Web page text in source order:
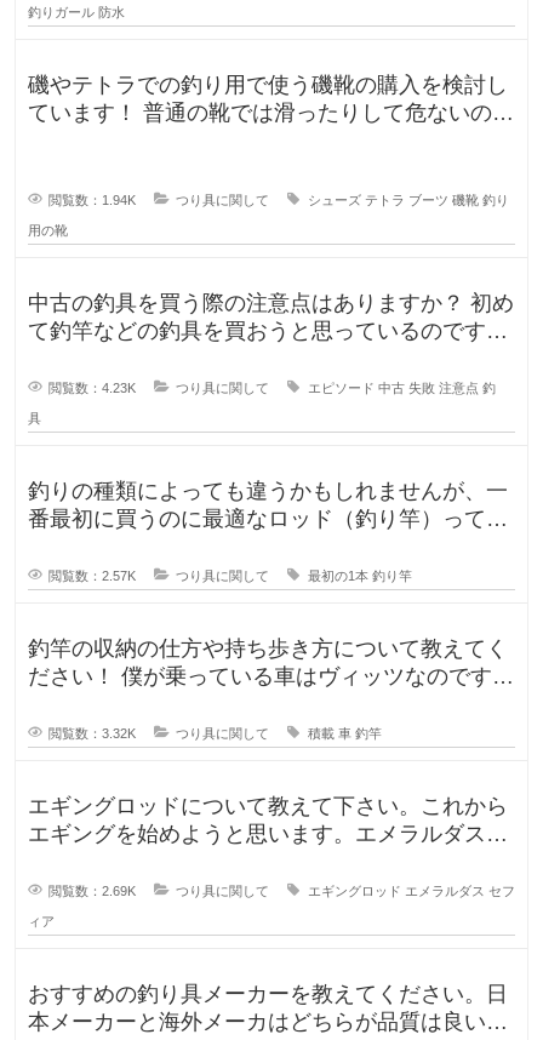
釣りガール 防水
磯やテトラでの釣り用で使う磯靴の購入を検討し
ています！ 普通の靴では滑ったりして危ないの
閲覧数：1.94K つり具に関して シューズ テトラ ブーツ 磯靴 釣り
用の靴
中古の釣具を買う際の注意点はありますか？ 初め
て釣竿などの釣具を買おうと思っているのです
閲覧数：4.23K つり具に関して エピソード 中古 失敗 注意点 釣
具
釣りの種類によっても違うかもしれませんが、一
番最初に買うのに最適なロッド（釣り竿）ってど
閲覧数：2.57K つり具に関して 最初の1本 釣り竿
釣竿の収納の仕方や持ち歩き方について教えてく
ださい！ 僕が乗っている車はヴィッツなのです
閲覧数：3.32K つり具に関して 積載 車 釣竿
エギングロッドについて教えて下さい。これから
エギングを始めようと思います。エメラルダスや
閲覧数：2.69K つり具に関して エギングロッド エメラルダス セフ
ィア
おすすめの釣り具メーカーを教えてください。日
本メーカーと海外メーカはどちらが品質は良いで